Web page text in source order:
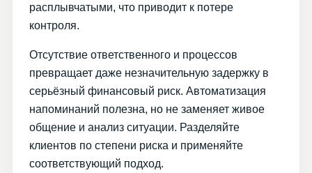
расплывчатыми, что приводит к потере
контроля.
Отсутствие ответственного и процессов
превращает даже незначительную задержку в
серьёзный финансовый риск. Автоматизация
напоминаний полезна, но не заменяет живое
общение и анализ ситуации. Разделяйте
клиентов по степени риска и применяйте
соответствующий подход.